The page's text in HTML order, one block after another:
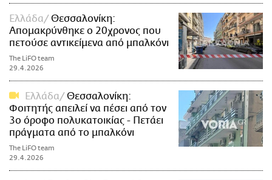
Ελλάδα
Θεσσαλονίκη:
Απομακρύνθηκε ο 20χρονος που
πετούσε αντικείμενα από μπαλκόνι
The LiFO team
29.4.2026
Ελλάδα
Θεσσαλονίκη:
Φοιτητής απειλεί να πέσει από τον
3ο όροφο πολυκατοικίας - Πετάει
πράγματα από το μπαλκόνι
The LiFO team
29.4.2026